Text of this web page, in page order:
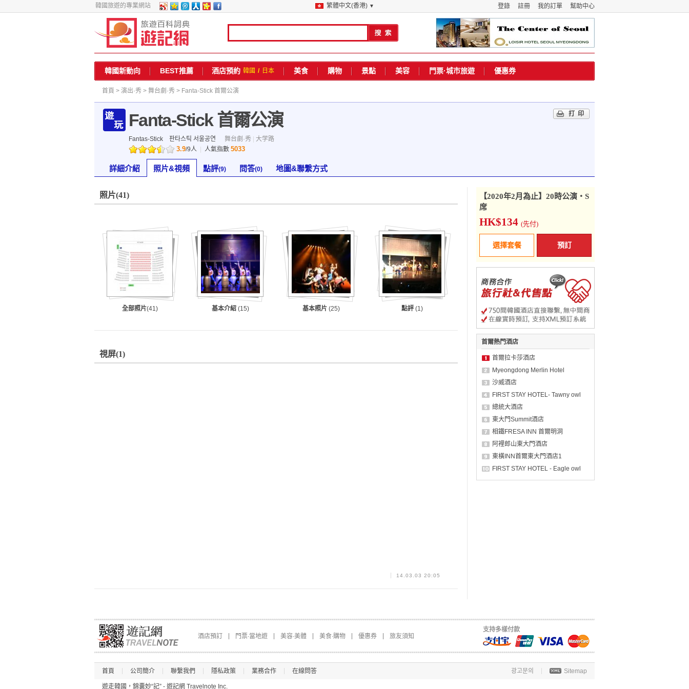
韓國旅遊的專業網站 幫助中心
我的訂單
註冊
登錄
繁體中文(香港) ▼
韓國新動向 BEST推薦 酒店預約 韓國 / 日本 美食 購物 景點 美容 門票·城市旅遊 優惠券
首頁 > 演出·秀 > 舞台劇·秀 > Fanta-Stick 首爾公演
Fanta-Stick 首爾公演
Fantas-Stick 판타스틱 서울공연 舞台劇·秀 大学路
3.9/9人 人氣指數 5033
打印
詳細介紹 照片&視頻 點評(9) 問答(0) 地圖&聯繫方式
照片(41)
全部照片(41) 基本介紹 (15) 基本照片 (25) 點評 (1)
視屏(1)
14.03.03 20:05
【2020年2月為止】20時公演・S
席
HK$134 (先付)
選擇套餐 預訂
首爾熱門酒店
首爾拉卡莎酒店
Myeongdong Merlin Hotel
沙威酒店
FIRST STAY HOTEL- Tawny owl
總統大酒店
東大門Summit酒店
相鐵FRESA INN 首爾明洞
阿裡郎山東大門酒店
東橫INN首爾東大門酒店1
FIRST STAY HOTEL - Eagle owl
酒店預訂 門票∙當地遊 美容∙美體 美食∙購物 優惠券 旅友須知
支持多樣付款
首頁 公司簡介 聯繫我們 隱私政策 業務合作 在線問答 광고문의 Sitemap
遊走韓國，錦囊妙“記” - 遊記網 Travelnote Inc.